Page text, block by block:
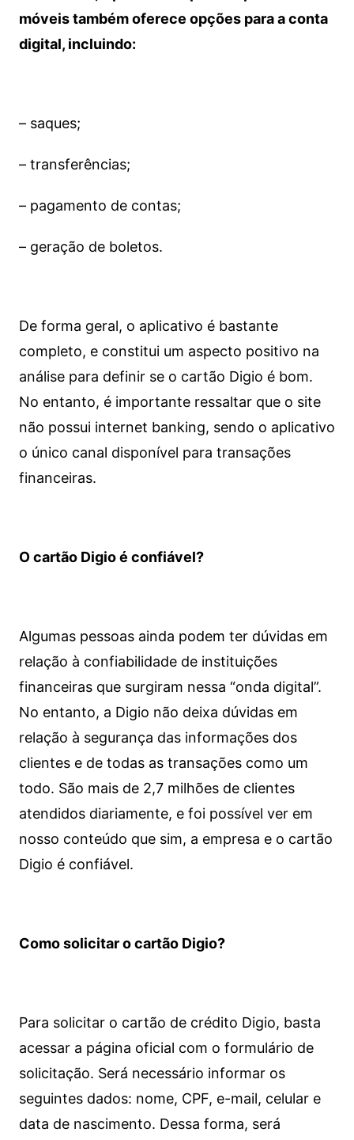
móveis também oferece opções para a conta
digital, incluindo:
– saques;
– transferências;
– pagamento de contas;
– geração de boletos.
De forma geral, o aplicativo é bastante
completo, e constitui um aspecto positivo na
análise para definir se o cartão Digio é bom.
No entanto, é importante ressaltar que o site
não possui internet banking, sendo o aplicativo
o único canal disponível para transações
financeiras.
O cartão Digio é confiável?
Algumas pessoas ainda podem ter dúvidas em
relação à confiabilidade de instituições
financeiras que surgiram nessa “onda digital”.
No entanto, a Digio não deixa dúvidas em
relação à segurança das informações dos
clientes e de todas as transações como um
todo. São mais de 2,7 milhões de clientes
atendidos diariamente, e foi possível ver em
nosso conteúdo que sim, a empresa e o cartão
Digio é confiável.
Como solicitar o cartão Digio?
Para solicitar o cartão de crédito Digio, basta
acessar a página oficial com o formulário de
solicitação. Será necessário informar os
seguintes dados: nome, CPF, e-mail, celular e
data de nascimento. Dessa forma, será